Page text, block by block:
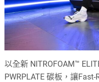
以全新 NITROFOAM™
PWRPLATE 碳板，讓